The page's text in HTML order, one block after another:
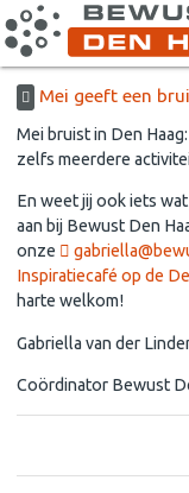
Mei geeft een
Mei bruist in Den
zelfs meerdere
En weet jij ook iets
aan bij Bewust Den
onze
Inspiratiecafé op de
harte welkom!
Gabriella van der
Coördinator Bewust